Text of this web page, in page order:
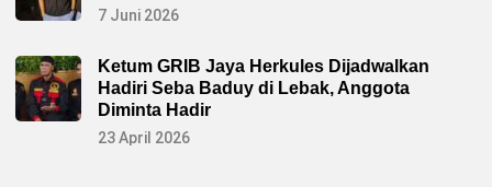
7 Juni 2026
Ketum GRIB Jaya Herkules Dijadwalkan
Hadiri Seba Baduy di Lebak, Anggota
Diminta Hadir
23 April 2026